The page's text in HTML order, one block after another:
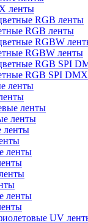
ленты
RGB ленты
RGBW ленты
RGB SPI
ленты